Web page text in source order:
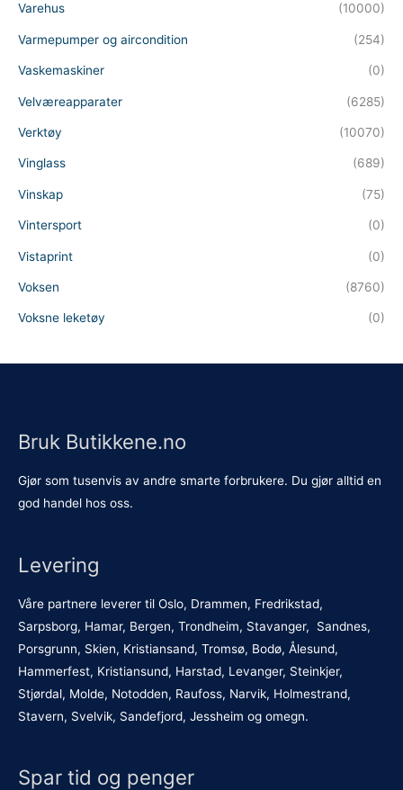
Varehus (10000)
Varmepumper og aircondition (254)
Vaskemaskiner (0)
Velværeapparater (6285)
Verktøy (10070)
Vinglass (689)
Vinskap (75)
Vintersport (0)
Vistaprint (0)
Voksen (8760)
Voksne leketøy (0)
Bruk Butikkene.no
Gjør som tusenvis av andre smarte forbrukere. Du gjør alltid en
god handel hos oss.
Levering
Våre partnere leverer til Oslo, Drammen, Fredrikstad,
Sarpsborg, Hamar, Bergen, Trondheim, Stavanger, Sandnes,
Porsgrunn, Skien, Kristiansand, Tromsø, Bodø, Ålesund,
Hammerfest, Kristiansund, Harstad, Levanger, Steinkjer,
Stjørdal, Molde, Notodden, Raufoss, Narvik, Holmestrand,
Stavern, Svelvik, Sandefjord, Jessheim og omegn.
Spar tid og penger